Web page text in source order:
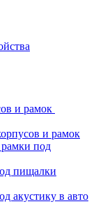
и рамок
и рамок
рамки под
пищалки
акустику в авто